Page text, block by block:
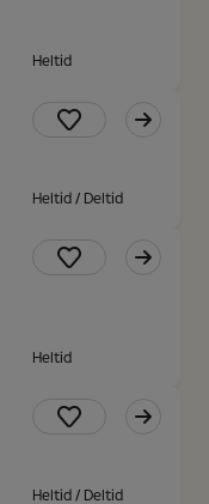
Heltid
Heltid / Deltid
Heltid
Heltid / Deltid